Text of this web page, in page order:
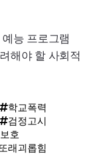
능 프로그램
해야 할 사회적
학교폭력
검정고시
호
또래괴롭힘